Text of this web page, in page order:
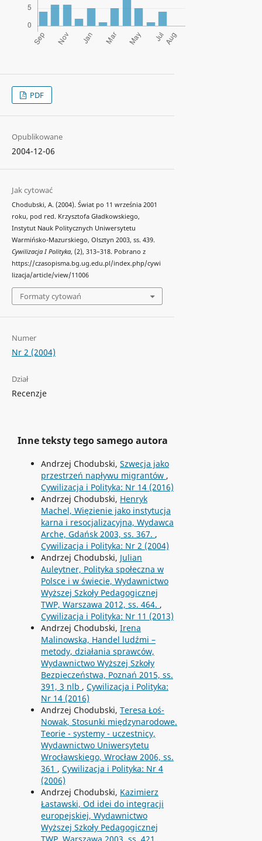
PDF
Opublikowane
2004-12-06
Jak cytować
Chodubski, A. (2004). Świat po 11 września 2001
roku, pod red. Krzysztofa Gładkowskiego,
Instytut Nauk Politycznych Uniwersytetu
Warmińsko-Mazurskiego, Olsztyn 2003, ss. 439.
Cywilizacja I Polityka, (2), 313–318. Pobrano z
https://czasopisma.bg.ug.edu.pl/index.php/cywi
lizacja/article/view/11006
Formaty cytowań
Numer
Nr 2 (2004)
Dział
Recenzje
Inne teksty tego samego autora
Andrzej Chodubski, Szwecja jako
przestrzeń napływu migrantów ,
Cywilizacja i Polityka: Nr 14 (2016)
Andrzej Chodubski, Henryk
Machel, Więzienie jako instytucja
karna i resocjalizacyjna, Wydawca
Arche, Gdańsk 2003, ss. 367. ,
Cywilizacja i Polityka: Nr 2 (2004)
Andrzej Chodubski, Julian
Auleytner, Polityka społeczna w
Polsce i w świecie, Wydawnictwo
Wyższej Szkoły Pedagogicznej
TWP, Warszawa 2012, ss. 464. ,
Cywilizacja i Polityka: Nr 11 (2013)
Andrzej Chodubski, Irena
Malinowska, Handel ludźmi –
metody, działania sprawców,
Wydawnictwo Wyższej Szkoły
Bezpieczeństwa, Poznań 2015, ss.
391, 3 nlb , Cywilizacja i Polityka:
Nr 14 (2016)
Andrzej Chodubski, Teresa Łoś-
Nowak, Stosunki międzynarodowe.
Teorie - systemy - uczestnicy,
Wydawnictwo Uniwersytetu
Wrocławskiego, Wrocław 2006, ss.
361 , Cywilizacja i Polityka: Nr 4
(2006)
Andrzej Chodubski, Kazimierz
Łastawski, Od idei do integracji
europejskiej, Wydawnictwo
Wyższej Szkoły Pedagogicznej
TWP, Warszawa 2003, ss. 421. ,